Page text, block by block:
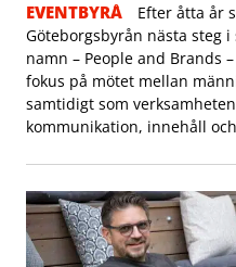
EVENTBYRÅ
Efter åtta år
Göteborgsbyrån nästa steg
namn – People and Brands
fokus på mötet mellan
samtidigt som
kommunikation, innehåll